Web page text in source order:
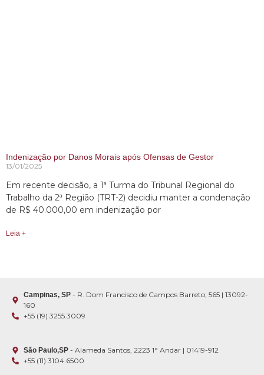
Indenização por Danos Morais após Ofensas de Gestor
13/01/2025
Em recente decisão, a 1ª Turma do Tribunal Regional do
Trabalho da 2ª Região (TRT-2) decidiu manter a condenação
de R$ 40.000,00 em indenização por
Leia +
Campinas, SP - R. Dom Francisco de Campos Barreto, 565 | 13092-
160
+55 (19) 3255.3009
São Paulo,SP - Alameda Santos, 2223 1° Andar | 01419-912
+55 (11) 3104.6500